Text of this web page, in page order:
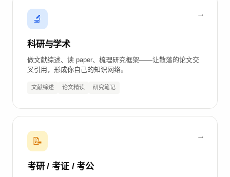
🔬
科研与学术
做文献综述、读 paper、梳理研究框架——让散落的论文交
叉引用，形成你自己的知识网络。
文献综述 论文精读 研究笔记
📝
考研 / 考证 / 考公